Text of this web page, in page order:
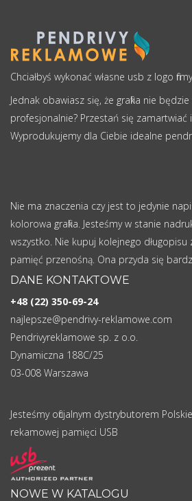
Chciałbyś wykonać własne usb z logo
Jednak obawiasz się, że grafika nie będzie
profesjonalnie? Przestań się zamartwiać
Wyprodukujemy dla Ciebie idealne
Nie ma znaczenia czy jest to jedynie
kolorowa grafika. Jesteśmy w stanie
wszystko. Nie kupuj kolejnego
pamięć przenośną. Ona przyda się
DANE KONTAKTOWE
+48 (22) 350-69-24
najlepsze@pendrivy-reklamowe.com
Pendrivyreklamowe sp. z o.o.
Dynamiczna 188C/25
03-008 Warszawa
Jesteśmy oficjalnym dystrybutorem
rekamowej pamięci USB
NOWE W KATALOGU